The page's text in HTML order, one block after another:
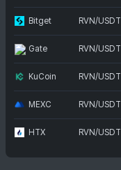
Bitget RVN/USDT
Gate RVN/USDT
KuCoin RVN/USDT
MEXC RVN/USDT
HTX RVN/USDT